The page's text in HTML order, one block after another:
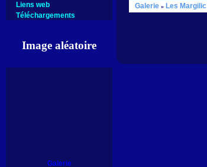
Liens web
Téléchargements
Image aléatoire
Galerie
Galerie » Les Margilic